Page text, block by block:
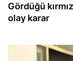
Gördüğü
olay karar
12:50